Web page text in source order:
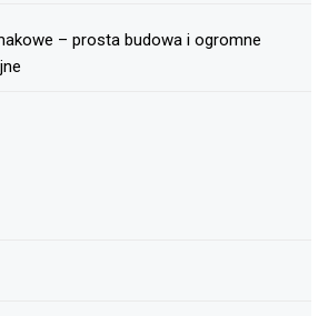
– prosta budowa i ogromne